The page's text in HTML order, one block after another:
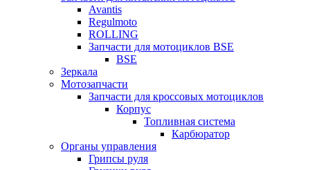
Avantis
Regulmoto
ROLLING
Запчасти для мотоциклов BSE
BSE
Зеркала
Мотозапчасти
Запчасти для кроссовых мотоциклов
Корпус
Топливная система
Карбюратор
Органы управления
Грипсы руля